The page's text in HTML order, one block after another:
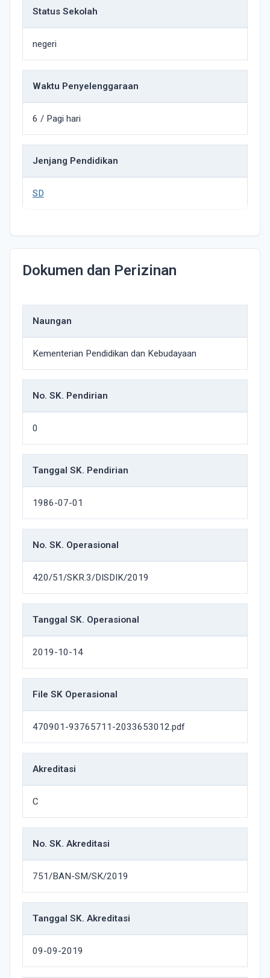
Status Sekolah
negeri
Waktu Penyelenggaraan
6 / Pagi hari
Jenjang Pendidikan
SD
Dokumen dan Perizinan
Naungan
Kementerian Pendidikan dan Kebudayaan
No. SK. Pendirian
0
Tanggal SK. Pendirian
1986-07-01
No. SK. Operasional
420/51/SKR.3/DISDIK/2019
Tanggal SK. Operasional
2019-10-14
File SK Operasional
470901-93765711-2033653012.pdf
Akreditasi
C
No. SK. Akreditasi
751/BAN-SM/SK/2019
Tanggal SK. Akreditasi
09-09-2019